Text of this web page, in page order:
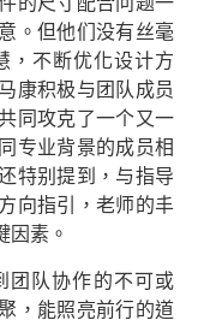
。但他们没有丝毫
，不断优化设计方
康积极与团队成员
同攻克了一个又一
专业背景的成员相
特别提到，与指导
向指引，老师的丰
因素。
团队协作的不可或
，能照亮前行的道